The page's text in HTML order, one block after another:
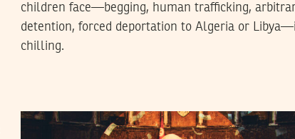
children face—begging, human trafficking,
detention, forced deportation to Algeria or
chilling.